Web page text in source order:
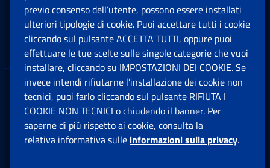
Software
Note Legali
App mobile
Sede Legale : Via Ciro il Grande, 21
00144 Roma
previo consenso dell’utente, possono essere installati
ulteriori tipologie di cookie. Puoi accettare tutti i cookie
cliccando sul pulsante ACCETTA TUTTI, oppure puoi
effettuare le tue scelte sulle singole categorie che vuoi
installare, cliccando su IMPOSTAZIONI DEI COOKIE. Se
invece intendi rifiutarne l’installazione dei cookie non
tecnici, puoi farlo cliccando sul pulsante RIFIUTA I
COOKIE NON TECNICI o chiudendo il banner. Per
saperne di più rispetto ai cookie, consulta la
relativa informativa sulle informazioni sulla privacy.